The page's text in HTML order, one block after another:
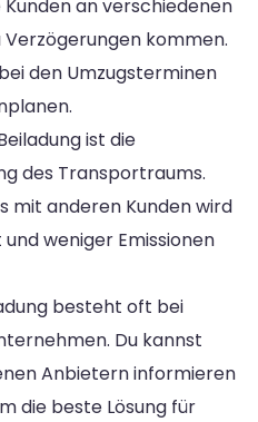
an verschiedenen
kommen.
den Umzugsterminen
ist die
des Transportraums.
mit anderen Kunden wird
weniger Emissionen
besteht oft bei
Du kannst
Anbietern informieren
die beste Lösung für